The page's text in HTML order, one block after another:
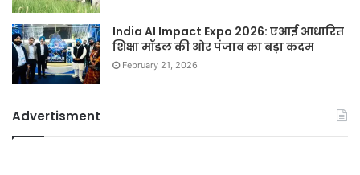
India AI Impact Expo 2026: एआई आधारित
शिक्षा मॉडल की ओर पंजाब का बड़ा कदम
February 21, 2026
Advertisment